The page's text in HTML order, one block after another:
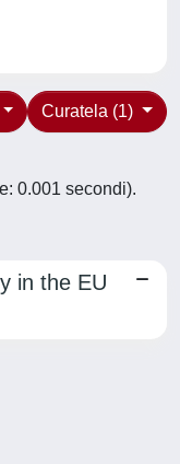
Curatela (1)
0.001 secondi).
in the EU